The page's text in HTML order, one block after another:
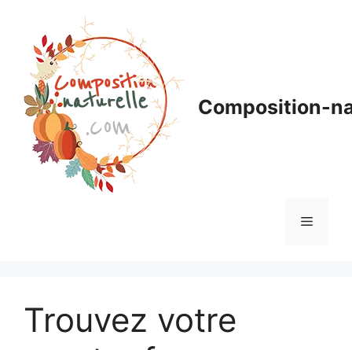
contenu
Composition-
Menu
Trouvez votre